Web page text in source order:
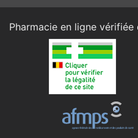
Pharmacie en ligne